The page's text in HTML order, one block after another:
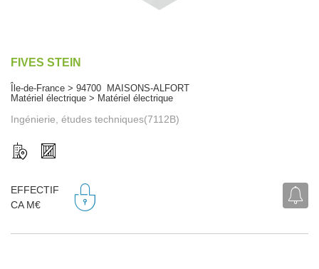
FIVES STEIN
Île-de-France > 94700 MAISONS-ALFORT
Matériel électrique > Matériel électrique
Ingénierie, études techniques(7112B)
EFFECTIF
CA M€